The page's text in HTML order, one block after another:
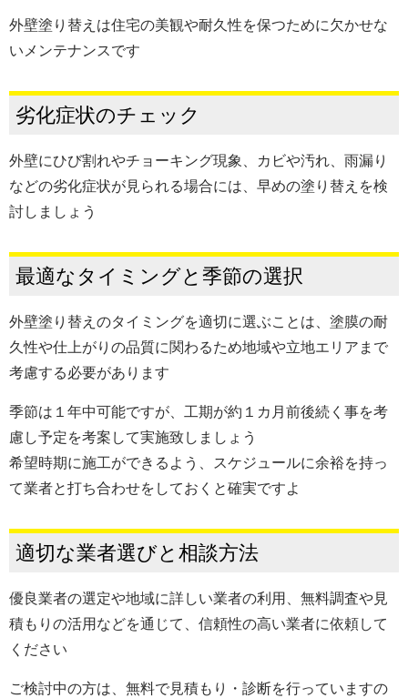
外壁塗り替えは住宅の美観や耐久性を保つために欠かせな
いメンテナンスです
劣化症状のチェック
外壁にひび割れやチョーキング現象、カビや汚れ、雨漏り
などの劣化症状が見られる場合には、早めの塗り替えを検
討しましょう
最適なタイミングと季節の選択
外壁塗り替えのタイミングを適切に選ぶことは、塗膜の耐
久性や仕上がりの品質に関わるため地域や立地エリアまで
考慮する必要があります
季節は１年中可能ですが、工期が約１カ月前後続く事を考
慮し予定を考案して実施致しましょう
希望時期に施工ができるよう、スケジュールに余裕を持っ
て業者と打ち合わせをしておくと確実ですよ
適切な業者選びと相談方法
優良業者の選定や地域に詳しい業者の利用、無料調査や見
積もりの活用などを通じて、信頼性の高い業者に依頼して
ください
ご検討中の方は、無料で見積もり・診断を行っていますの